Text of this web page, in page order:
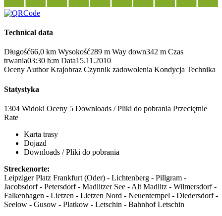
Technical data
Długość66,0 km Wysokość289 m Way down342 m Czas
trwania03:30 h:m Data15.11.2010
Oceny Author Krajobraz Czynnik zadowolenia Kondycja Technika
Statystyka
1304 Widoki Oceny 5 Downloads / Pliki do pobrania Przeciętnie
Rate
Karta trasy
Dojazd
Downloads / Pliki do pobrania
Streckenorte:
Leipziger Platz Frankfurt (Oder) - Lichtenberg - Pillgram -
Jacobsdorf - Petersdorf - Madlitzer See - Alt Madlitz - Wilmersdorf -
Falkenhagen - Lietzen - Lietzen Nord - Neuentempel - Diedersdorf -
Seelow - Gusow - Platkow - Letschin - Bahnhof Letschin